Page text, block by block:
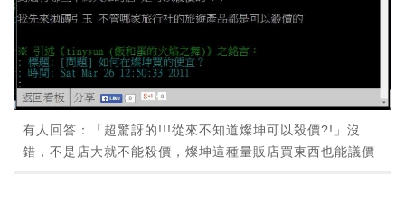
有人回答：「超驚訝的!!!從來不知道燦坤可以殺價?!」沒
錯，不是店大就不能殺價，燦坤這種量販店買東西也能議價